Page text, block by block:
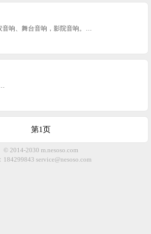
音响、舞台音响，影院音响。…
第1页
© 2014-2030 m.nesoso.com
184299843 service@nesoso.com